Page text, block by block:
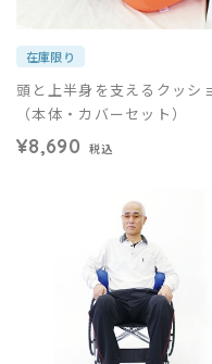
在庫限り
頭と上半身を支えるクッシ
（本体・カバーセット）
¥8,690 税込